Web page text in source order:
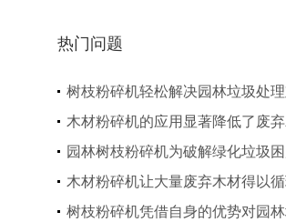
大型稻草捆撕碎机...
热门问题
树枝粉碎机轻松解决园林垃圾处
木材粉碎机的应用显著降低了废
园林树枝粉碎机为破解绿化垃圾
木材粉碎机让大量废弃木材得以
树枝粉碎机凭借自身的优势对园